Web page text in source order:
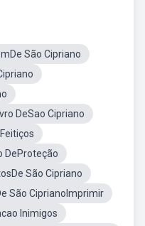
São Cipriano
DeSao Cipriano
DeProteção
São Cipriano
São CiprianoImprimir
Inimigos